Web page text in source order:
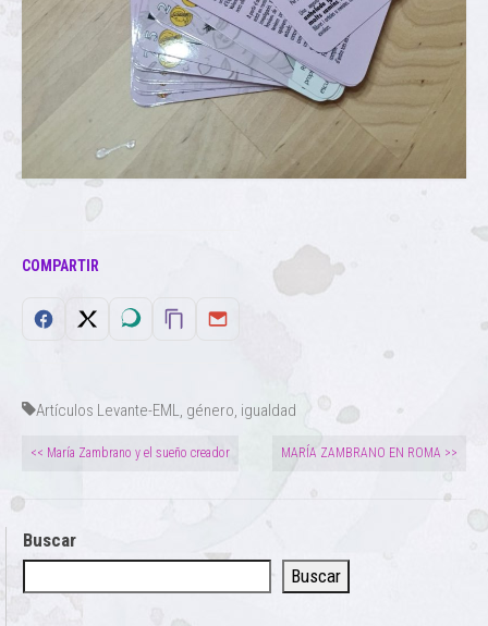
COMPARTIR
Artículos Levante-EML, género, igualdad
<< María Zambrano y el sueño creador MARÍA ZAMBRANO EN ROMA >>
Buscar
Buscar